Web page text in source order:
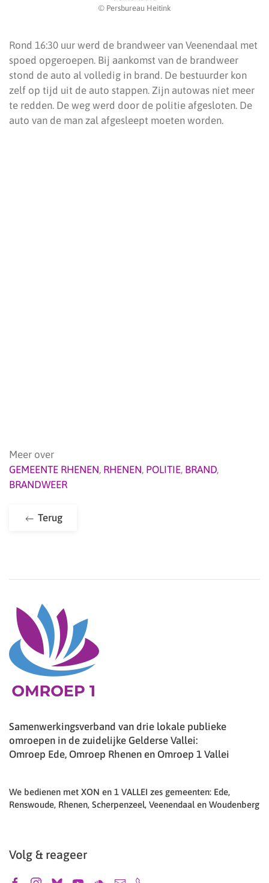
© Persbureau Heitink
Rond 16:30 uur werd de brandweer van Veenendaal met
spoed opgeroepen. Bij aankomst van de brandweer
stond de auto al volledig in brand. De bestuurder kon
zelf op tijd uit de auto stappen. Zijn autowas niet meer
te redden. De weg werd door de politie afgesloten. De
auto van de man zal afgesleept moeten worden.
Meer over
GEMEENTE RHENEN, RHENEN, POLITIE, BRAND,
BRANDWEER
Terug
Samenwerkingsverband van drie lokale publieke
omroepen in de zuidelijke Gelderse Vallei:
Omroep Ede, Omroep Rhenen en Omroep 1 Vallei
We bedienen met XON en 1 VALLEI zes gemeenten: Ede,
Renswoude, Rhenen, Scherpenzeel, Veenendaal en Woudenberg
Volg & reageer